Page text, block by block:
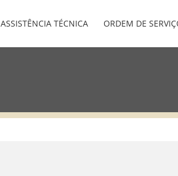
ASSISTÊNCIA TÉCNICA ORDEM DE